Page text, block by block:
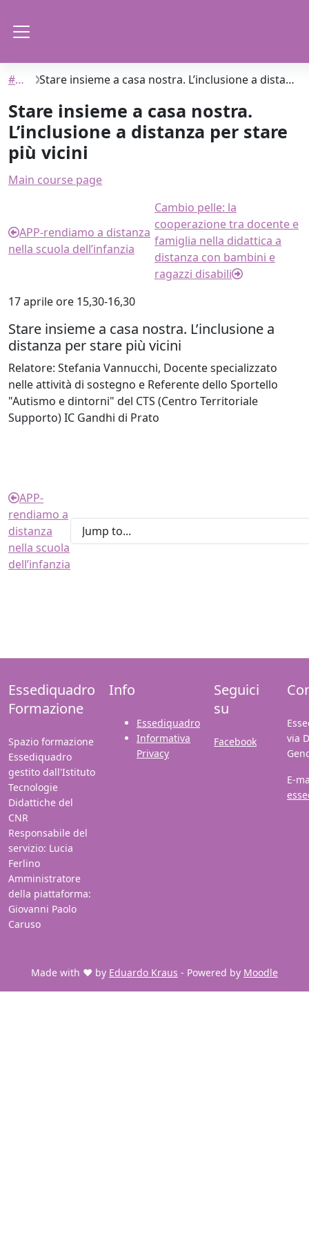
#SIAC Stare insieme a casa nostra. L’inclusione a distanza per stare più vicini
Stare insieme a casa nostra.
L’inclusione a distanza per stare
più vicini
Section outline
Main course page
APP-rendiamo a distanza
nella scuola dell’infanzia
Cambio pelle: la
cooperazione tra docente e
famiglia nella didattica a
distanza con bambini e
ragazzi disabili
17 aprile ore 15,30-16,30
Stare insieme a casa nostra. L’inclusione a
distanza per stare più vicini
Relatore: Stefania Vannucchi, Docente specializzato
nelle attività di sostegno e Referente dello Sportello
"Autismo e dintorni" del CTS (Centro Territoriale
Supporto) IC Gandhi di Prato
APP-
rendiamo a
distanza
nella scuola
dell’infanzia
Essediquadro
Formazione
Spazio formazione
Essediquadro
gestito dall'Istituto
Tecnologie
Didattiche del
CNR
Responsabile del
servizio: Lucia
Ferlino
Amministratore
della piattaforma:
Giovanni Paolo
Caruso
Info
Essediquadro
Informativa
Privacy
Seguici
su
Facebook
via
E-
Made with ❤️ by Eduardo Kraus - Powered by Moodle